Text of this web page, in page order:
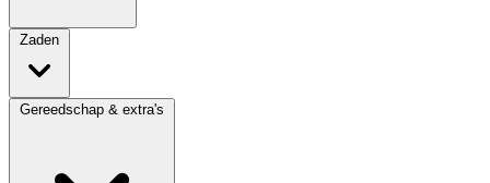
Zaden
Gereedschap & extra's